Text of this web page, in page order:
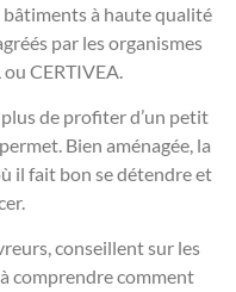
à haute qualité
par les organismes
CERTIVEA.
de profiter d’un petit
Bien aménagée, la
il fait bon se détendre et
conseillent sur les
comprendre comment